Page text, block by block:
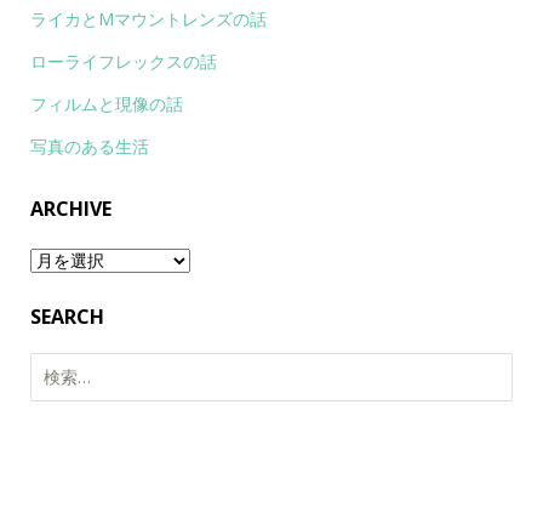
ライカとMマウントレンズの話
ローライフレックスの話
フィルムと現像の話
写真のある生活
ARCHIVE
Archive
SEARCH
索: